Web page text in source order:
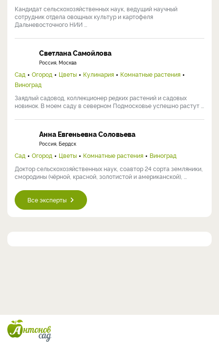
Кандидат сельскохозяйственных наук, ведущий научный
сотрудник отдела овощных культур и картофеля
Дальневосточного НИИ ...
Светлана Самойлова
Россия, Москва
Сад Огород Цветы Кулинария
Комнатные растения
Виноград
Заядлый садовод, коллекционер редких растений и садовых
новинок. В моем саду в северном Подмосковье успешно растут ...
Анна Евгеньевна Соловьева
Россия, Бердск
Сад Огород Цветы Комнатные растения
Виноград
Доктор сельскохозяйственных наук, соавтор 24 сорта земляники,
смородины (чёрной, красной, золотистой и американской), ...
Все эксперты